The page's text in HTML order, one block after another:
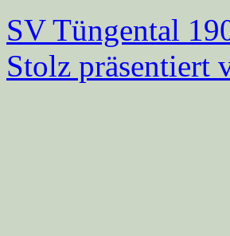
SV Tüngental
Stolz präsentiert